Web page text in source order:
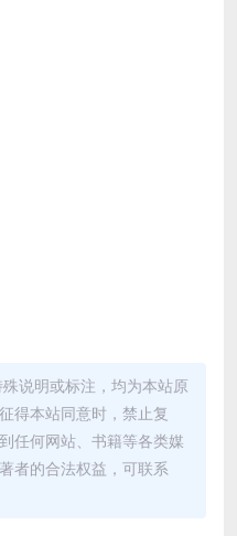
说明或标注，均为本站原
得本站同意时，禁止复
任何网站、书籍等各类媒
者的合法权益，可联系